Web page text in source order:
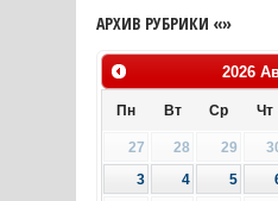
АРХИВ РУБРИКИ «»
2026
Пн Вт Ср Чт
27 28 29
3
4 5